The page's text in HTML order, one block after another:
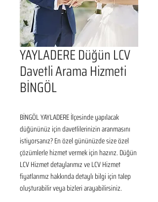
YAYLADERE Düğün LCV
Davetli Arama Hizmeti
BİNGÖL
BİNGÖL YAYLADERE İlçesinde yapılacak
düğününüz için davetlilerinizin aranmasını
istiyorsanız? En özel gününüzde size özel
çözümlerle hizmet vermek için hazırız. Düğün
LCV Hizmet detaylarımız ve LCV Hizmet
fiyatlarımız hakkında detaylı bilgi için talep
oluşturabilir veya bizleri arayabilirsiniz.